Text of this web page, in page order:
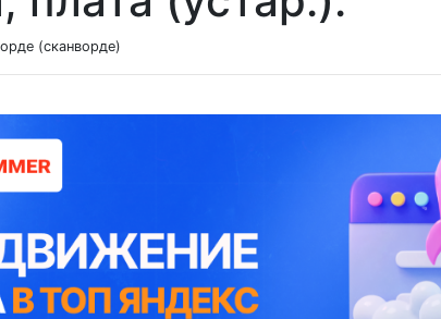
(сканворде)